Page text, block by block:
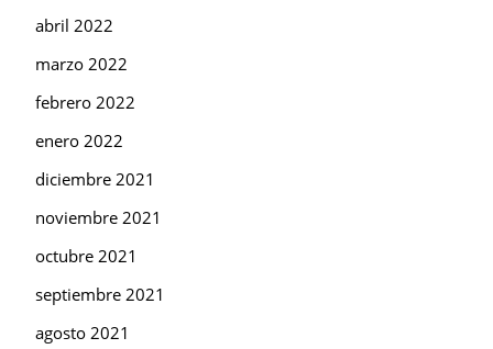
abril 2022
marzo 2022
febrero 2022
enero 2022
diciembre 2021
noviembre 2021
octubre 2021
septiembre 2021
agosto 2021